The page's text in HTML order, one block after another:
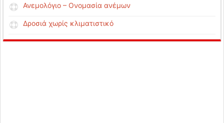
Ανεμολόγιο – Ονομασία ανέμων
Δροσιά χωρίς κλιματιστικό